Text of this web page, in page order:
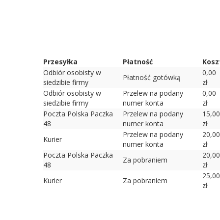
Przesyłka Płatność
Odbiór osobisty w
siedzibie firmy
Płatność gotówką
0,00
zł
Odbiór osobisty w
siedzibie firmy
Przelew na podany
numer konta
0,00
zł
Poczta Polska Paczka
48
Przelew na podany
numer konta
15,00
zł
Kurier
Przelew na podany
numer konta
20,00
zł
Poczta Polska Paczka
48
Za pobraniem
20,00
zł
Kurier
Za pobraniem
25,00
zł